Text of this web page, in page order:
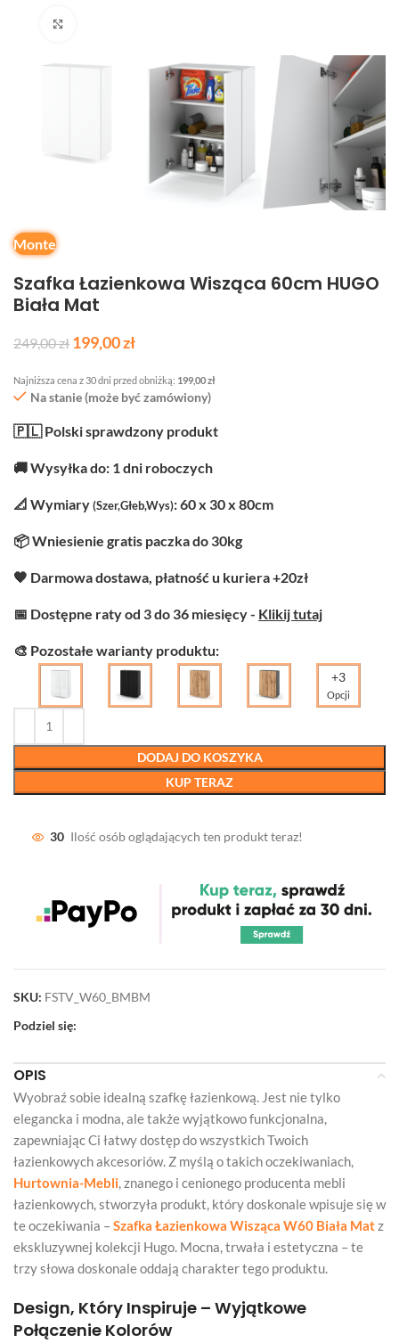
Monte
Szafka Łazienkowa Wisząca 60cm HUGO
Biała Mat
249,00zł 199,00zł
Najniższa cena z 30 dni przed obniżką: 199,00zł
Na stanie (może być zamówiony)
🇵🇱 Polski sprawdzony produkt
🚚 Wysyłka do: 1 dni roboczych
📐 Wymiary(Szer,Głeb,Wys): 60 x 30 x 80cm
📦 Wniesienie gratis paczka do 30kg
🧡 Darmowa dostawa, płatność u kuriera +20zł
📅 Dostępne raty od 3 do 36 miesięcy - Klikij tutaj
🎨 Pozostałe warianty produktu:
+3
Opcji
DODAJ DO KOSZYKA
KUP TERAZ
30 Ilość osób oglądających ten produkt teraz!
SKU: FSTV_W60_BMBM
Podziel się:
OPIS
Wyobraź sobie idealną szafkę łazienkową. Jest nie tylko
elegancka i modna, ale także wyjątkowo funkcjonalna,
zapewniając Ci łatwy dostęp do wszystkich Twoich
łazienkowych akcesoriów. Z myślą o takich oczekiwaniach,
Hurtownia-Mebli, znanego i cenionego producenta mebli
łazienkowych, stworzyła produkt, który doskonale wpisuje się w
te oczekiwania – Szafka Łazienkowa Wisząca W60 Biała Matz
ekskluzywnej kolekcji Hugo. Mocna, trwała i estetyczna – te
trzy słowa doskonale oddają charakter tego produktu.
Design, Który Inspiruje – Wyjątkowe
Połączenie Kolorów